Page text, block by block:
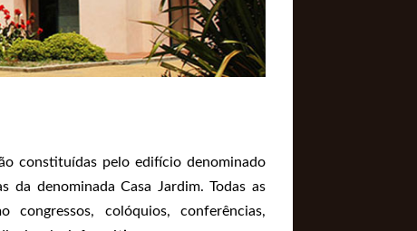
constituídas pelo edifício denominado
da denominada Casa Jardim. Todas as
colóquios, conferências,